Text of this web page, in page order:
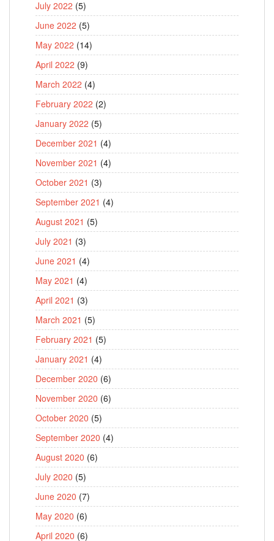
July 2022 (5)
June 2022 (5)
May 2022 (14)
April 2022 (9)
March 2022 (4)
February 2022 (2)
January 2022 (5)
December 2021 (4)
November 2021 (4)
October 2021 (3)
September 2021 (4)
August 2021 (5)
July 2021 (3)
June 2021 (4)
May 2021 (4)
April 2021 (3)
March 2021 (5)
February 2021 (5)
January 2021 (4)
December 2020 (6)
November 2020 (6)
October 2020 (5)
September 2020 (4)
August 2020 (6)
July 2020 (5)
June 2020 (7)
May 2020 (6)
April 2020 (6)